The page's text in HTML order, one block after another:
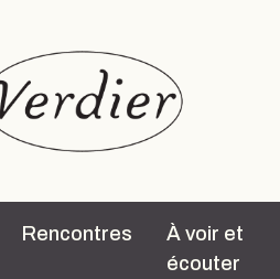
Rencontres
À voir et
écouter